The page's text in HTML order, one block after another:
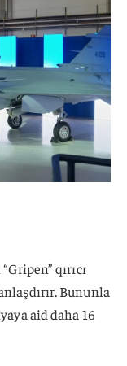
qırıcı
Bununla
aid daha 16